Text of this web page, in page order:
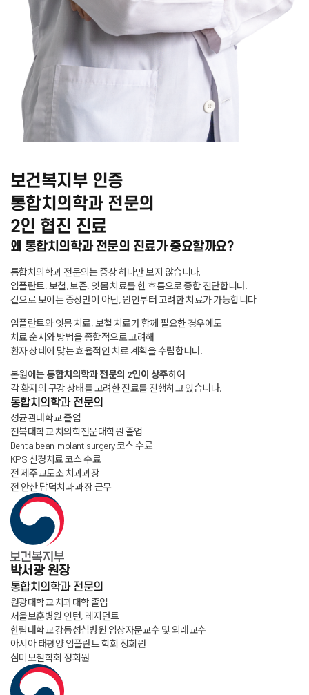
보건복지부 인증
통합치의학과 전문의
2인 협진 진료
왜 통합치의학과전문의 진료가 중요할까요?
통합치의학과 전문의는 증상 하나만 보지 않습니다.
임플란트, 보철, 보존, 잇몸 치료를 한 흐름으로 종합 진단합니다.
겉으로 보이는 증상만이 아닌, 원인부터 고려한 치료가 가능합니다.
임플란트와 잇몸 치료, 보철 치료가 함께 필요한 경우에도
치료 순서와 방법을 종합적으로 고려해
환자 상태에 맞는 효율적인 치료 계획을 수립합니다.
본원에는통합치의학과 전문의 2인이 상주하여
각 환자의 구강 상태를 고려한 진료를 진행하고 있습니다.
통합치의학과 전문의
성균관대학교 졸업
전북대학교 치의학전문대학원 졸업
Dentalbean implant surgery 코스 수료
KPS 신경치료 코스 수료
전 제주교도소 치과과장
전 안산 담덕치과 과장 근무
박서광 원장
통합치의학과 전문의
원광대학교 치과대학 졸업
서울보훈병원 인턴, 레지던트
한림대학교 강동성심병원 임상자문교수 및 외래교수
아시아 태평양 임플란트 학회 정회원
심미보철학회 정회원